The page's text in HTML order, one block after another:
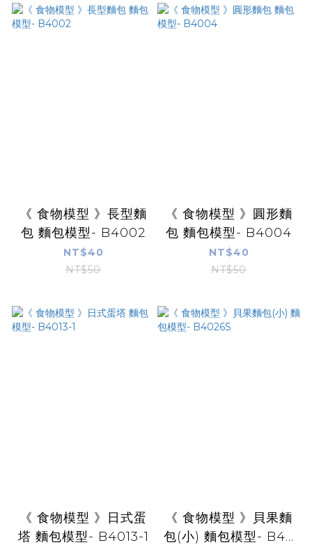
《 食物模型 》長型麵
包 麵包模型- B4002
NT$40
NT$50
《 食物模型 》圓形麵
包 麵包模型- B4004
NT$40
NT$50
《 食物模型 》日式蛋
塔 麵包模型- B4013-1
《 食物模型 》貝果麵
包(小) 麵包模型- B4...